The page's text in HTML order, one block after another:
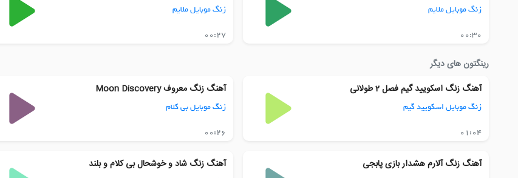
زنگ موبایل ملایم
00:30
زنگ موبایل ملایم
00:27
رینگتون های دیگر
آهنگ زنگ اسکویید گیم فصل 2 طولانی
زنگ موبایل اسکویید گیم
01:04
آهنگ زنگ معروف Moon Discovery
زنگ موبایل بی کلام
00:26
آهنگ زنگ آلارم هشدار بازی پابجی آهنگ زنگ شاد و خوشحال بی کلام و بلند